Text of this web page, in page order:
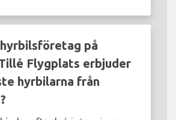
på
Flygplats erbjuder
hyrbilarna från